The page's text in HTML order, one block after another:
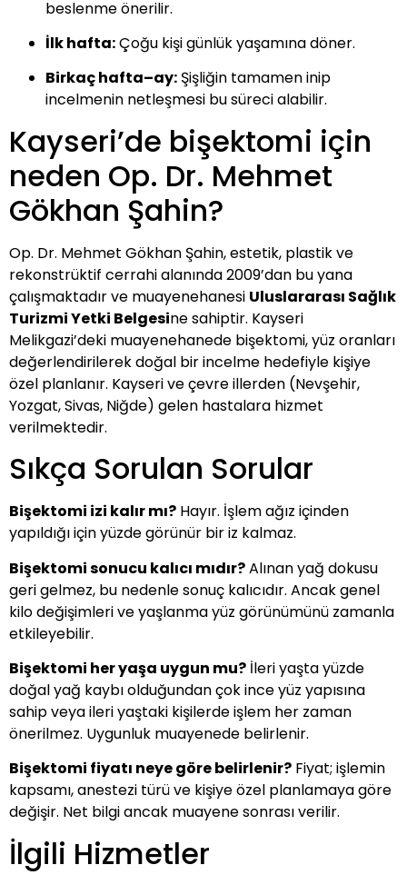
beslenme önerilir.
İlk hafta:Çoğu kişi günlük yaşamına döner.
Birkaç hafta–ay: Şişliğin tamamen inip
incelmenin netleşmesi bu süreci alabilir.
Kayseri’de bişektomi için
neden Op. Dr. Mehmet
Gökhan Şahin?
Op. Dr. Mehmet Gökhan Şahin, estetik, plastik ve
rekonstrüktif cerrahi alanında 2009’dan bu yana
çalışmaktadır ve muayenehanesi Uluslararası Sağlık
Turizmi Yetki Belgesine sahiptir. Kayseri
Melikgazi’deki muayenehanede bişektomi, yüz oranları
değerlendirilerek doğal bir incelme hedefiyle kişiye
özel planlanır. Kayseri ve çevre illerden (Nevşehir,
Yozgat, Sivas, Niğde) gelen hastalara hizmet
verilmektedir.
Sıkça Sorulan Sorular
Bişektomi izi kalır mı? Hayır. İşlem ağız içinden
yapıldığı için yüzde görünür bir iz kalmaz.
Bişektomi sonucu kalıcı mıdır?Alınan yağ dokusu
geri gelmez, bu nedenle sonuç kalıcıdır. Ancak genel
kilo değişimleri ve yaşlanma yüz görünümünü zamanla
etkileyebilir.
Bişektomi her yaşa uygun mu? İleri yaşta yüzde
doğal yağ kaybı olduğundan çok ince yüz yapısına
sahip veya ileri yaştaki kişilerde işlem her zaman
önerilmez. Uygunluk muayenede belirlenir.
Bişektomi fiyatı neye göre belirlenir? Fiyat; işlemin
kapsamı, anestezi türü ve kişiye özel planlamaya göre
değişir. Net bilgi ancak muayene sonrası verilir.
İlgili Hizmetler